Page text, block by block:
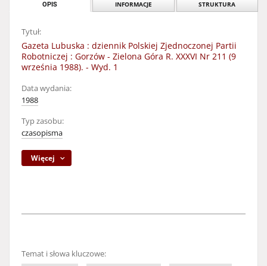
OPIS INFORMACJE STRUKTURA
Tytuł:
Gazeta Lubuska : dziennik Polskiej Zjednoczonej Partii
Robotniczej : Gorzów - Zielona Góra R. XXXVI Nr 211 (9
września 1988). - Wyd. 1
Data wydania:
1988
Typ zasobu:
czasopisma
Więcej
Temat i słowa kluczowe: